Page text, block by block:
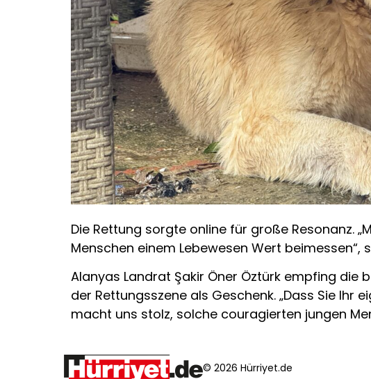
Die Rettung sorgte online für große Resonanz.
Menschen einem Lebewesen Wert beimessen“,
Alanyas Landrat Şakir Öner Öztürk empfing die
der Rettungsszene als Geschenk. „Dass Sie Ihr
macht uns stolz, solche couragierten jungen
© 2026 Hürriyet.de